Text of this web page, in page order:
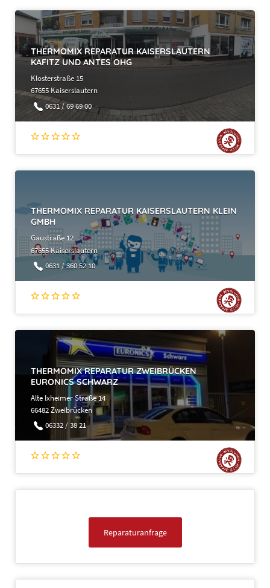
THERMOMIX REPARATUR KAISERSLAUTERN
KAFITZ UND ANTES OHG
Klosterstraße 15
67655 Kaiserslautern
0631 / 69 69 00
THERMOMIX REPARATUR KAISERSLAUTERN KLEIN
GMBH
Gaustraße 12
67655 Kaiserslautern
0631 / 360 52 10
THERMOMIX REPARATUR ZWEIBRÜCKEN
EURONICS SCHWARZ
Alte Ixheimer Straße 14
66482 Zweibrücken
06332 / 38 21
Reparaturanfrage